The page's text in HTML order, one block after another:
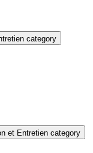
category
et Entretien category